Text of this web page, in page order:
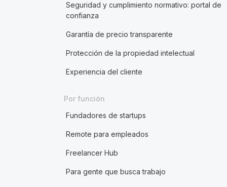
Seguridad y cumplimiento normativo: portal de
confianza
Garantía de precio transparente
Protección de la propiedad intelectual
Experiencia del cliente
Por función
Fundadores de startups
Remote para empleados
Freelancer Hub
Para gente que busca trabajo